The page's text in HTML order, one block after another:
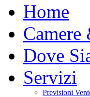
Home
Dove
Servizi
Previsioni